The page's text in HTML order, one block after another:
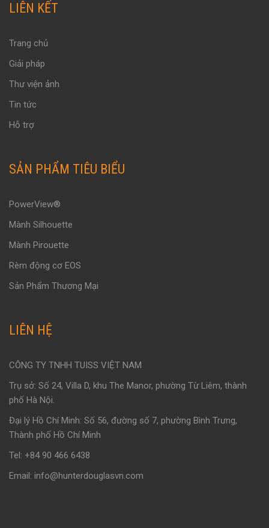
LIÊN KẾT
Trang chủ
Giải pháp
Thư viện ảnh
Tin tức
Hỗ trợ
SẢN PHẨM TIÊU BIỂU
PowerView®
Mành Silhouette
Mành Pirouette
Rèm động cơ EOS
Sản Phẩm Thương Mại
LIÊN HỆ
CÔNG TY TNHH TUISS VIỆT NAM
Trụ sở: Số 24, Villa D, khu The Manor, phường Từ Liêm, thành
phố Hà Nội.
Đại lý Hồ Chí Minh: Số 56, đường số 7, phường Bình Trưng,
Thành phố Hồ Chí Minh
Tel: +84 90 466 6438
Email: info@hunterdouglasvn.com